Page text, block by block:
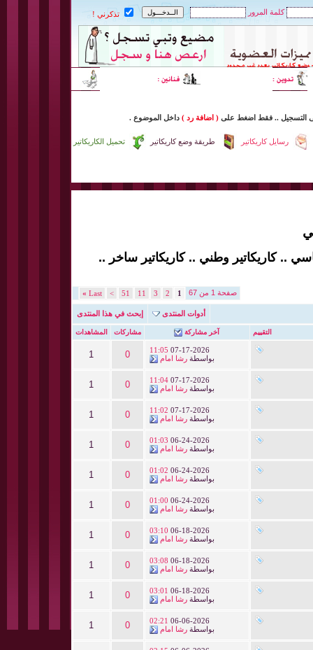
كلمة المرور تذكرني !
التسجيل .. فقط اضغط على ( اضافة رد ) داخل الموضوع .
تحميل الكاريكاتير طريقة وضع كاريكاتير رسايل كاريكاتير
.. كاريكاتير وطني .. كاريكاتير ساخر ..
صفحة 1 من 67 1
2
3
11
51
>
Last
»
أدوات المنتدى إبحث في هذا المنتدى
التقييم آخر مشاركة مشاركات المشاهدات
07-17-2026
11:05
بواسطةرشا امام 0
1
07-17-2026
11:04
بواسطةرشا امام 0
1
07-17-2026
11:02
بواسطةرشا امام 0
1
06-24-2026
01:03
بواسطةرشا امام 0
1
06-24-2026
01:02
بواسطةرشا امام 0
1
06-24-2026
01:00
بواسطةرشا امام 0
1
06-18-2026
03:10
بواسطةرشا امام 0
1
06-18-2026
03:08
بواسطةرشا امام 0
1
06-18-2026
03:01
بواسطةرشا امام 0
1
06-06-2026
02:21
بواسطةرشا امام 0
1